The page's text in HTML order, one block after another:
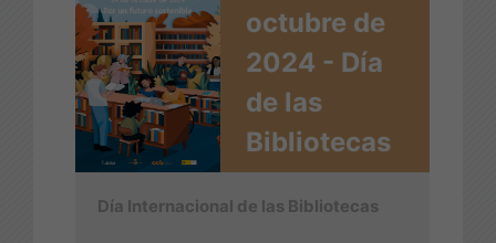
octubre de
2024 - Día
de las
Bibliotecas
Día Internacional de las Bibliotecas